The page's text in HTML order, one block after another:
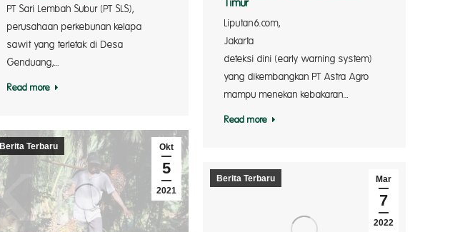
PT Sari Lembah Subur (PT SLS),
perusahaan perkebunan kelapa
sawit yang terletak di Desa
Genduang,…
Read more
Timur
Liputan6.com,
Jakarta
deteksi dini (early warning system)
yang dikembangkan PT Astra Agro
mampu menekan kebakaran…
Read more
Okt
5
2021
Berita Terbaru
Mar
7
2022
Berita Terbaru